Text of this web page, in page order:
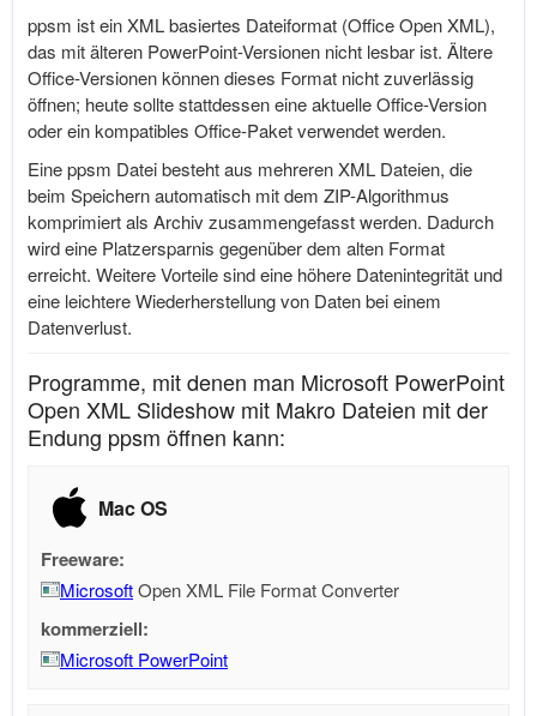
ppsm ist ein XML basiertes Dateiformat (Office Open XML),
das mit älteren PowerPoint-Versionen nicht lesbar ist. Ältere
Office-Versionen können dieses Format nicht zuverlässig
öffnen; heute sollte stattdessen eine aktuelle Office-Version
oder ein kompatibles Office-Paket verwendet werden.
Eine ppsm Datei besteht aus mehreren XML Dateien, die
beim Speichern automatisch mit dem ZIP-Algorithmus
komprimiert als Archiv zusammengefasst werden. Dadurch
wird eine Platzersparnis gegenüber dem alten Format
erreicht. Weitere Vorteile sind eine höhere Datenintegrität und
eine leichtere Wiederherstellung von Daten bei einem
Datenverlust.
Programme, mit denen man Microsoft PowerPoint
Open XML Slideshow mit Makro Dateien mit der
Endung ppsm öffnen kann:
Mac OS
Freeware:
MicrosoftOpen XML File Format Converter
kommerziell:
Microsoft PowerPoint